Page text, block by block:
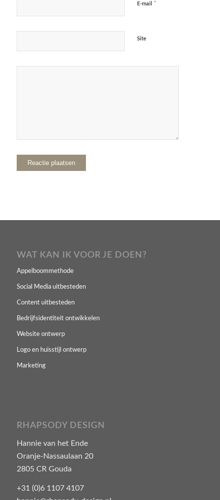
E-mail *
Site
WAT KAN IK VOOR JE DOEN?
Appelboommethode
Social Media uitbesteden
Content uitbesteden
Bedrijfsidentiteit ontwikkelen
Website ontwerp
Logo en huisstijl ontwerp
Marketing
RHAPSODY DESIGN
Hannie van het Ende
Oranje-Nassaulaan 20
2805 CR Gouda
+31 (0)6 1107 4107